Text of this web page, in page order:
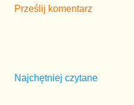
Prześlij komentarz
Najchętniej czytane